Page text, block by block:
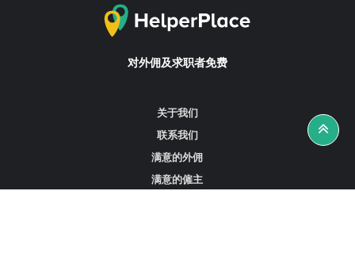
对外佣及求职者免费
关于我们
联系我们
满意的外佣
满意的僱主